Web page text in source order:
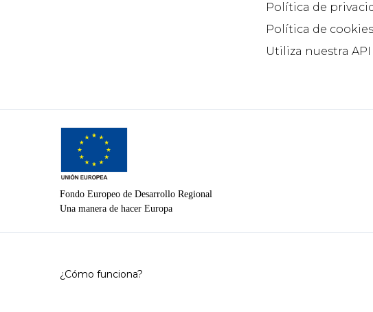
Política de
Política de cookies
Utiliza nuestra API
Fondo Europeo de Desarrollo Regional
Una manera de hacer Europa
¿Cómo funciona?